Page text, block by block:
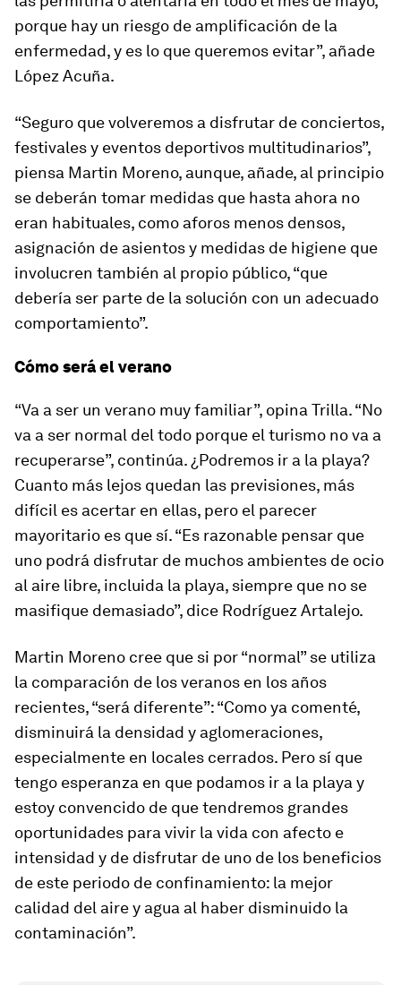
porque hay un riesgo de amplificación de la
enfermedad, y es lo que queremos evitar”, añade
López Acuña.
“Seguro que volveremos a disfrutar de conciertos,
festivales y eventos deportivos multitudinarios”,
piensa Martin Moreno, aunque, añade, al principio
se deberán tomar medidas que hasta ahora no
eran habituales, como aforos menos densos,
asignación de asientos y medidas de higiene que
involucren también al propio público, “que
debería ser parte de la solución con un adecuado
comportamiento”.
Cómo será el verano
“Va a ser un verano muy familiar”, opina Trilla. “No
va a ser normal del todo porque el turismo no va a
recuperarse”, continúa. ¿Podremos ir a la playa?
Cuanto más lejos quedan las previsiones, más
difícil es acertar en ellas, pero el parecer
mayoritario es que sí. “Es razonable pensar que
uno podrá disfrutar de muchos ambientes de ocio
al aire libre, incluida la playa, siempre que no se
masifique demasiado”, dice Rodríguez Artalejo.
Martin Moreno cree que si por “normal” se utiliza
la comparación de los veranos en los años
recientes, “será diferente”: “Como ya comenté,
disminuirá la densidad y aglomeraciones,
especialmente en locales cerrados. Pero sí que
tengo esperanza en que podamos ir a la playa y
estoy convencido de que tendremos grandes
oportunidades para vivir la vida con afecto e
intensidad y de disfrutar de uno de los beneficios
de este periodo de confinamiento: la mejor
calidad del aire y agua al haber disminuido la
contaminación”.